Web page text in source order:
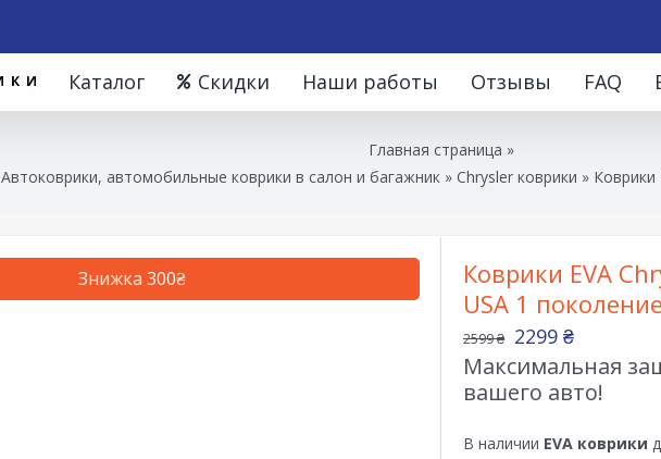
Каталог Скидки Наши работы Отзывы FAQ
Главная страница »
Автоковрики, автомобильные коврики в салон и багажник » Chrysler коврики » Коврики
Знижка 300₴
Коврики EVA
USA 1 поколение
2599₴ 2299 ₴
Максимальная
вашего авто!
В наличии EVA коврики